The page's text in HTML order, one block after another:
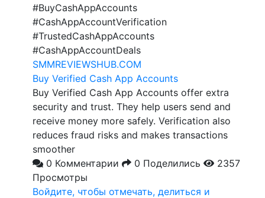
#BuyCashAppAccounts
#CashAppAccountVerification
#TrustedCashAppAccounts
#CashAppAccountDeals
SMMREVIEWSHUB.COM
Buy Verified Cash App Accounts
Buy Verified Cash App Accounts offer extra
security and trust. They help users send and
receive money more safely. Verification also
reduces fraud risks and makes transactions
smoother
0 Комментарии
0 Поделились
2357
Просмотры
Войдите, чтобы отмечать, делиться и